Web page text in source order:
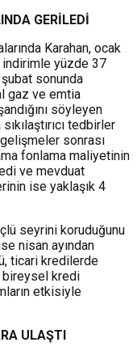
GERİLEDİ
Karahan, ocak
indirimle yüzde 37
sonunda
gaz ve emtia
söyleyen
tedbirler
sonrası
fonlama maliyetinin
ve mevduat
ise yaklaşık 4
seyrini koruduğunu
nisan ayından
ticari kredilerde
bireysel kredi
etkisiyle
ULAŞTI